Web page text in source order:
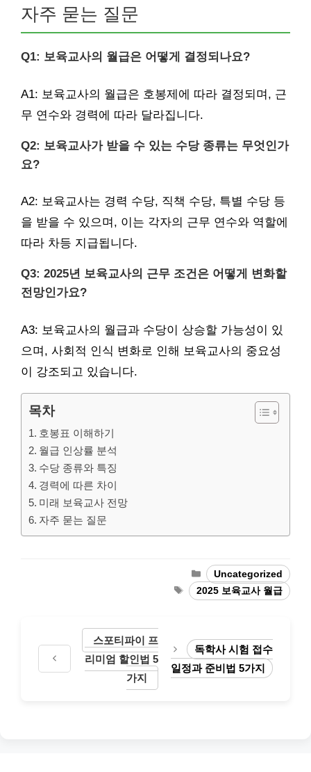
자주 묻는 질문
Q1: 보육교사의 월급은 어떻게 결정되나요?
A1: 보육교사의 월급은 호봉제에 따라 결정되며, 근
무 연수와 경력에 따라 달라집니다.
Q2: 보육교사가 받을 수 있는 수당 종류는 무엇인가
요?
A2: 보육교사는 경력 수당, 직책 수당, 특별 수당 등
을 받을 수 있으며, 이는 각자의 근무 연수와 역할에
따라 차등 지급됩니다.
Q3: 2025년 보육교사의 근무 조건은 어떻게 변화할
전망인가요?
A3: 보육교사의 월급과 수당이 상승할 가능성이 있
으며, 사회적 인식 변화로 인해 보육교사의 중요성
이 강조되고 있습니다.
목차
호봉표 이해하기
월급 인상률 분석
수당 종류와 특징
경력에 따른 차이
미래 보육교사 전망
자주 묻는 질문
Categories
Uncategorized
Tags
2025 보육교사 월급
스포티파이 프
리미엄 할인법 5
가지
독학사 시험 접수
일정과 준비법 5가지